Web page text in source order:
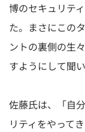
博のセキュリテ
た。まさにこの
ントの裏側の生
すようにして聞
佐藤氏は、「自
リティをやって